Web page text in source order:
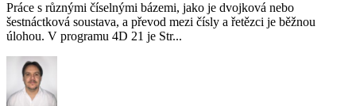
Práce s různými číselnými bázemi, jako je dvojková nebo
šestnáctková soustava, a převod mezi čísly a řetězci je běžnou
úlohou. V programu 4D 21 je Str...